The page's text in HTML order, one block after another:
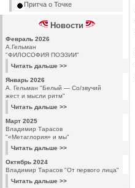
Притча о Точке
Новости
Февраль 2026
А.Гельман
"ФИЛОСОФИЯ ПОЭЗИИ"
Читать дальше >>
Январь 2026
А. Гельман "Белый — Со/звучий
жест и мысли ритм"
Читать дальше >>
Март 2025
Владимир Тарасов
"«Метаглория» и мы"
Читать дальше >>
Октябрь 2024
Владимир Тарасов "От первого лица"
Читать дальше >>